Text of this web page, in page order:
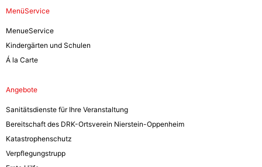
MenüService
MenueService
Kindergärten und Schulen
Á la Carte
Angebote
Sanitätsdienste für Ihre Veranstaltung
Bereitschaft des DRK-Ortsverein Nierstein-Oppenheim
Katastrophenschutz
Verpflegungstrupp